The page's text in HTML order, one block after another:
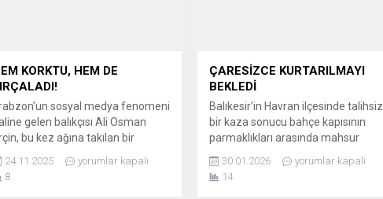
KORKTU, HEM DE
sosyal medya fenomeni
gelen balıkçısı Ali Osman
bu kez ağına takılan bir
güldürdü. Balık avı
teknesine aldığı kendi
24.11.2025
yorumlar kapalı
8
ÇARESİZCE KURTARILMAYI
BEKLEDİ
Balıkesir’in Havran ilçesinde talihsiz
bir kaza sonucu bahçe kapısının
parmaklıkları arasında mahsur
operasyonuyla kurtarıldı. Camii
Kebir Mahallesi sakinlerini ayağa
30.01.2026
yorumlar kapalı
14